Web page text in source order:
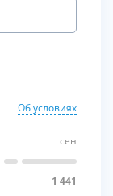
Об условиях
сен
1 441